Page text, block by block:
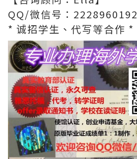
QQ/微信号：2228960192
* 诚招学生、代写等合作 *